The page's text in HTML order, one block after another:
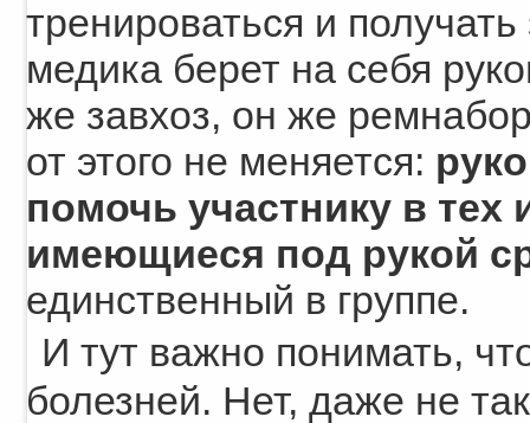
тренироваться и
медика берет на себя
же завхоз, он же
от этого не меняется:
помочь участнику в
имеющиеся под рукой
единственный в группе.
И тут важно понимать,
болезней. Нет, даже не